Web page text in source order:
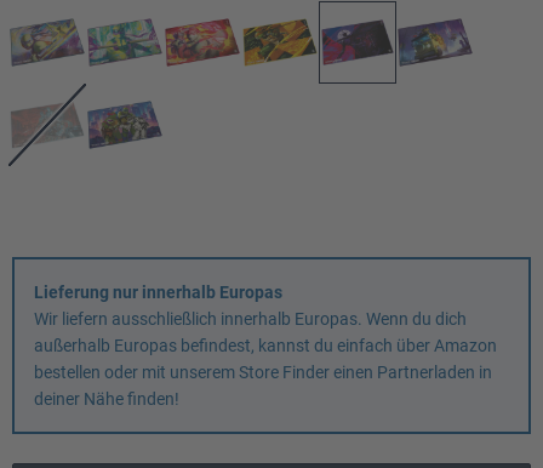
Lieferung nur innerhalb Europas
Wir liefern ausschließlich innerhalb Europas. Wenn du dich
außerhalb Europas befindest, kannst du einfach über Amazon
bestellen oder mit unserem Store Finder einen Partnerladen in
deiner Nähe finden!